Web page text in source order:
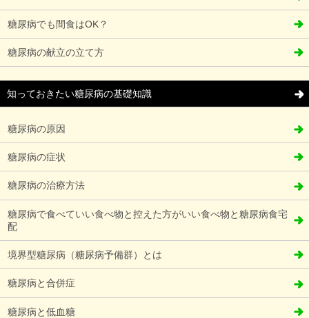
糖尿病でも間食はOK？
糖尿病の献立の立て方
知っておきたい糖尿病の基礎知識
糖尿病の原因
糖尿病の症状
糖尿病の治療方法
糖尿病で食べていい食べ物と控えた方がいい食べ物と糖尿病食宅
配
境界型糖尿病（糖尿病予備群）とは
糖尿病と合併症
糖尿病と低血糖